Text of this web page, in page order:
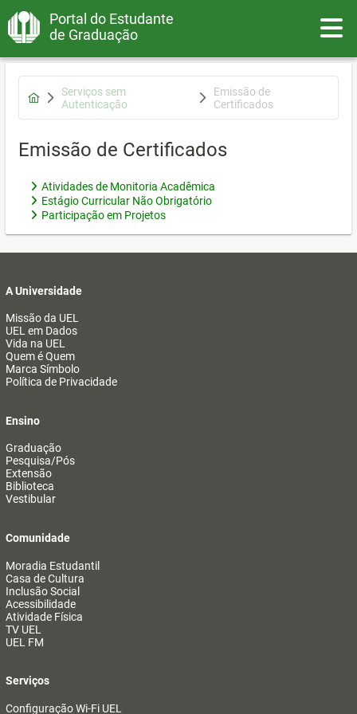
Portal do Estudante
de Graduação
Serviços sem
Autenticação
Emissão de
Certificados
Emissão de Certificados
Atividades de Monitoria Acadêmica
Estágio Curricular Não Obrigatório
Participação em Projetos
A Universidade
Missão da UEL
UEL em Dados
Vida na UEL
Quem é Quem
Marca Símbolo
Política de Privacidade
Ensino
Graduação
Pesquisa/Pós
Extensão
Biblioteca
Vestibular
Comunidade
Moradia Estudantil
Casa de Cultura
Inclusão Social
Acessibilidade
Atividade Física
TV UEL
UEL FM
Serviços
Configuração Wi-Fi UEL